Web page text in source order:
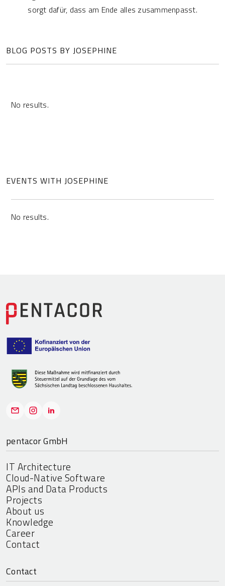
sorgt dafür, dass am Ende alles zusammenpasst.
BLOG POSTS BY JOSEPHINE
No results.
EVENTS WITH JOSEPHINE
No results.
pentacor GmbH
IT Architecture
Cloud-Native Software
APIs and Data Products
Projects
About us
Knowledge
Career
Contact
Contact